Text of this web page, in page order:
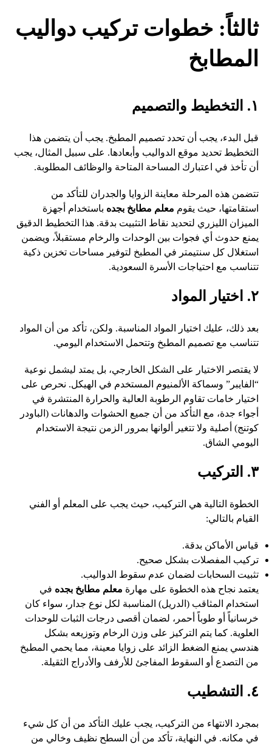
ثالثاً: خطوات تركيب دواليب
المطابخ
١. التخطيط والتصميم
قبل البدء، يجب أن تحدد تصميم المطبخ. يجب أن يتضمن هذا
التخطيط تحديد موقع الدواليب وأبعادها. على سبيل المثال، يجب
أن تأخذ في اعتبارك المساحة المتاحة والوظائف المطلوبة.
تتضمن هذه المرحلة معاينة الزوايا والجدران للتأكد من
استقامتها، حيث يقوم معلم مطابخ بجده باستخدام أجهزة
الميزان الليزري لتحديد نقاط التثبيت بدقة. هذا التخطيط الدقيق
يمنع حدوث أي فجوات بين الوحدات والرخام مستقبلاً، ويضمن
استغلال كل سنتيمتر في المطبخ لتوفير مساحات تخزين ذكية
تتناسب مع احتياجات الأسرة السعودية.
٢. اختيار المواد
بعد ذلك، عليك اختيار المواد المناسبة. ولكن، تأكد من أن المواد
تتناسب مع تصميم المطبخ وتتحمل الاستخدام اليومي.
لا يقتصر الاختيار على الشكل الخارجي، بل يمتد ليشمل نوعية
“الفايبر” وسماكة الألمنيوم المستخدم في الهيكل. نحرص على
اختيار خامات تقاوم الرطوبة العالية والحرارة المنتشرة في
أجواء جدة، مع التأكد من أن جميع الحشوات والدهانات (الباودر
كوتنج) أصلية ولا تتغير ألوانها بمرور الزمن نتيجة الاستخدام
اليومي الشاق.
٣. التركيب
الخطوة التالية هي التركيب، حيث يجب على المعلم أو الفني
القيام بالتالي:
قياس الأماكن بدقة.
تركيب المفصلات بشكل صحيح.
تثبيت السحابات لضمان عدم سقوط الدواليب.
يعتمد نجاح هذه الخطوة على مهارة معلم مطابخ بجده في
استخدام المثاقب (الدريل) المناسبة لكل نوع جدار، سواء كان
خرسانياً أو طوباً أحمر، لضمان أقصى درجات الثبات للوحدات
العلوية. كما يتم التركيز على وزن الرخام وتوزيعه بشكل
هندسي يمنع الضغط الزائد على زوايا معينة، مما يحمي المطبخ
من التصدع أو السقوط المفاجئ للأرفف والأدراج الثقيلة.
٤. التشطيب
بمجرد الانتهاء من التركيب، يجب عليك التأكد من أن كل شيء
في مكانه. في النهاية، تأكد من أن السطح نظيف وخالي من